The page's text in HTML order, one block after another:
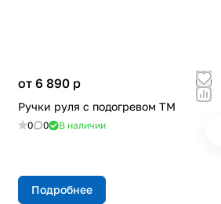
от 6 890 p
Ручки руля с подогревом ТМ
0 0 В наличии
Подробнее